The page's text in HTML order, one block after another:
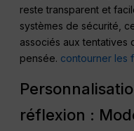
reste transparent et
systèmes de sécurité,
associés aux tentatives
pensée. contourner les
réflexion :